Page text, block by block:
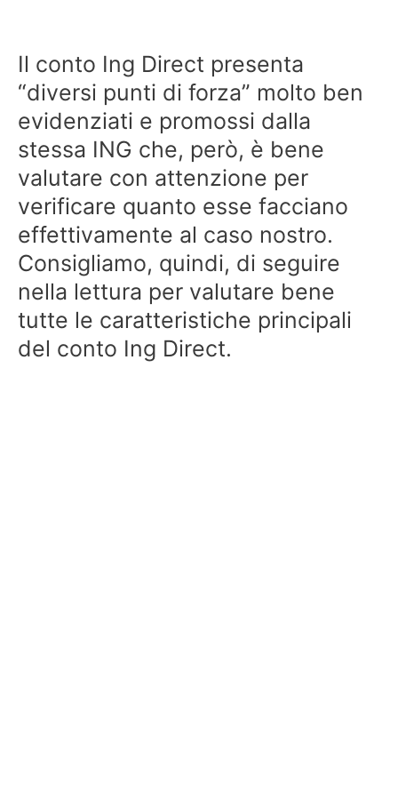
Il conto Ing Direct presenta
“diversi punti di forza” molto ben
evidenziati e promossi dalla
stessa ING che, però, è bene
valutare con attenzione per
verificare quanto esse facciano
effettivamente al caso nostro.
Consigliamo, quindi, di seguire
nella lettura per valutare bene
tutte le caratteristiche principali
del conto Ing Direct.